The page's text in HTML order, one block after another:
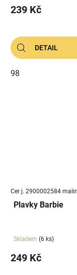
239 Kč
DETAIL
98
Cer j. 2900002584
Plavky Barbie
Skladem (6 ks)
249 Kč